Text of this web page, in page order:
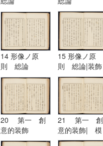
14 形像ノ原
則 総論
15 形像ノ原
則 総論|装飾
ノ原理
20 第一 創
意的装飾
21 第一 創
意的装飾| 模
擬的装飾